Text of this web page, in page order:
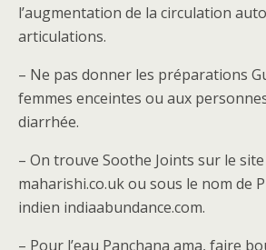
l’augmentation de la circulation
articulations.
– Ne pas donner les préparations
femmes enceintes ou aux
diarrhée.
– On trouve Soothe Joints sur le
maharishi.co.uk ou sous le nom de
indien indiaabundance.com.
– Pour l’eau Panchana ama, faire